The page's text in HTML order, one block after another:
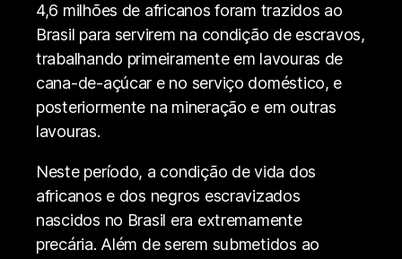
4,6 milhões de africanos foram trazidos ao
Brasil para servirem na condição de escravos,
trabalhando primeiramente em lavouras de
cana-de-açúcar e no serviço doméstico, e
posteriormente na mineração e em outras
lavouras.
Neste período, a condição de vida dos
africanos e dos negros escravizados
nascidos no Brasil era extremamente
precária. Além de serem submetidos ao